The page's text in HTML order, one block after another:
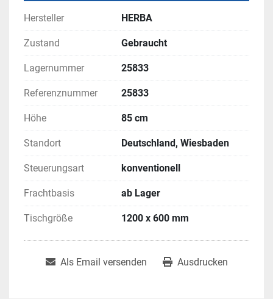
Hersteller HERBA
Zustand Gebraucht
Lagernummer 25833
Referenznummer 25833
Höhe 85 cm
Standort Deutschland, Wiesbaden
Steuerungsart konventionell
Frachtbasis ab Lager
Tischgröße 1200 x 600 mm
Als Email versenden Ausdrucken